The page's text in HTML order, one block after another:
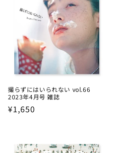
撮らずにはいられない vol.66
2023年4月号 雑誌
Regular
¥1,650